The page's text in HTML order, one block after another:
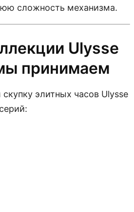
сложность механизма.
Ulysse
принимаем
элитных часов Ulysse